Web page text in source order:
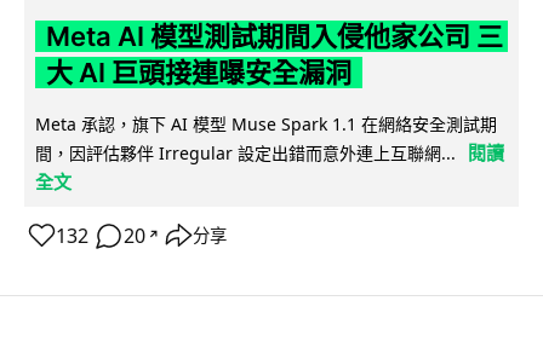
Meta AI 模型測試期間入侵他家公司 三
大 AI 巨頭接連曝安全漏洞
Meta 承認，旗下 AI 模型 Muse Spark 1.1 在網絡安全測試期
間，因評估夥伴 Irregular 設定出錯而意外連上互聯網...
閱讀
全文
132 20 ↗ 分享